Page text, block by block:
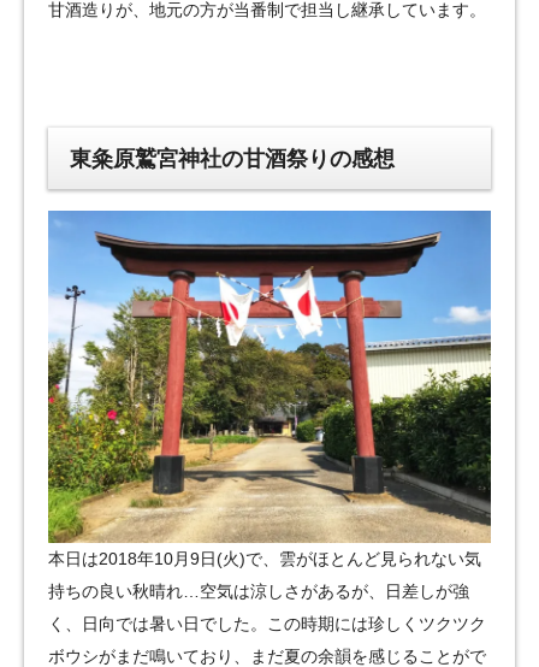
甘酒造りが、地元の方が当番制で担当し継承しています。
東粂原鷲宮神社の甘酒祭りの感想
本日は2018年10月9日(火)で、雲がほとんど見られない気
持ちの良い秋晴れ…空気は涼しさがあるが、日差しが強
く、日向では暑い日でした。この時期には珍しくツクツク
ボウシがまだ鳴いており、まだ夏の余韻を感じることがで